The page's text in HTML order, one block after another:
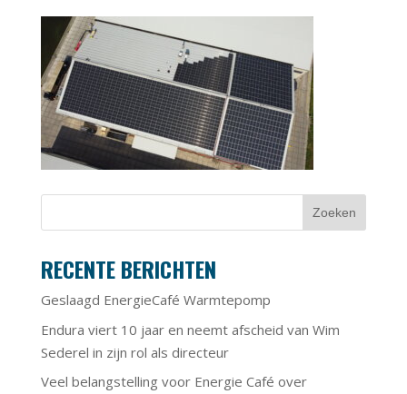
RECENTE BERICHTEN
Geslaagd EnergieCafé Warmtepomp
Endura viert 10 jaar en neemt afscheid van Wim
Sederel in zijn rol als directeur
Veel belangstelling voor Energie Café over